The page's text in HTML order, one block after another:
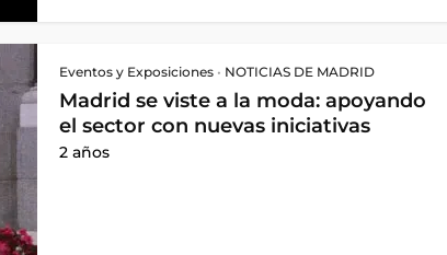
Eventos y Exposiciones • NOTICIAS DE MADRID
Madrid se viste a la moda: apoyando
el sector con nuevas iniciativas
2 años